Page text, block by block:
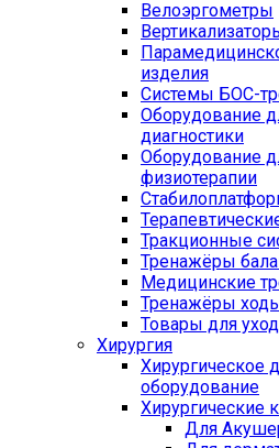
Велоэргометры
изделия
Системы БОС-
Оборудование
диагностики
Оборудование
физиотерапии
Тракционные
Тренажёры
Медицинские
Тренажёры
Товары для
Хирургия
Хирургическое
оборудование
Хирургические
Для